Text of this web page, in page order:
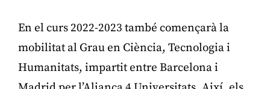
En el curs 2022-2023 també començarà la
mobilitat al Grau en Ciència, Tecnologia i
Humanitats, impartit entre Barcelona i